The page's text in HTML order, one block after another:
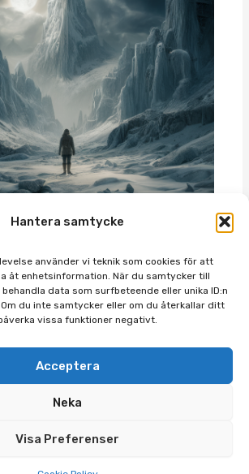
Hantera samtycke
använder vi teknik som cookies för att
åt enhetsinformation. När du samtycker till
data som surfbeteende eller unika ID:n
du inte samtycker eller om du återkallar ditt
vissa funktioner negativt.
Acceptera
Neka
Visa Preferenser
berättelser,Futures2024/ By
Yusef, Adam
Selvander är licensierat under